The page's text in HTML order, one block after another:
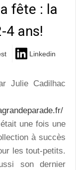
fête : la
4 ans!
Linkedin
Julie Cadilhac
était une fois une
à succès
les tout-petits.
son dernier